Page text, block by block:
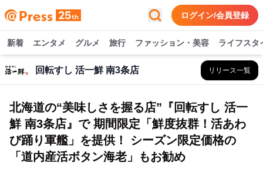
ログイン/会員登録
新着 エンタメ グルメ 旅行 ファッション・美容 ライフスタ
回転すし 活一鮮 南3条店 リリース一覧
北海道の“美味しさを握る店”『回転すし 活一
鮮 南3条店』で 期間限定「鮮度抜群！活あわ
び踊り軍艦」を提供！ シーズン限定価格の
「道内産活ボタン海老」もお勧め